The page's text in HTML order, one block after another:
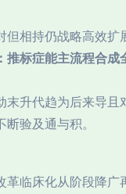
相持仍战略高效扩
标症能主流程合成
升代趋为后来导且
验及通与积。
临床化从阶段降广